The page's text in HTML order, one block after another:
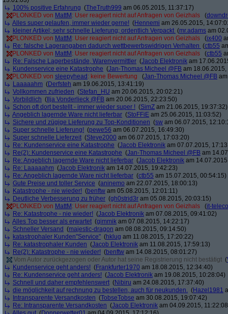
100% positive Erfahrung (TheTruth999 am 06.05.2015, 11:37:17)
PLONKED von MattM : User reagiert nicht auf Anfragen von Geizhals (
Alles super gelaufen, immer wieder gerne! (Hennemi am 26.05.2015,
kleiner Artikel; sehr schnelle Lieferung; ordentlich Verpackt (mr.adams am
PLONKED von MattM : User reagiert nicht auf Anfragen von Geizhals (ix400
Re: falsche Lagerangaben dadurch wettbewerbswidrigen Verhalten (ctb55
PLONKED von MattM : User reagiert nicht auf Anfragen von Geizhals (ctb55
Re: Falsche Lagerbestände, Warenvermittler (Jacob Elektronik am
Kundenservice eine Katastrophe (Jan-Thomas Micheel @FB am
PLONKED von sleepyhead : keine Bewertung (Jan-Thomas Micheel @FB
Laaaaahm (Derfsteh am 19.06.2015, 13:41:19)
Vollkommen zufrieden (Stefan_HU am 20.06.2015, 20:02:21)
Vorbildlich ( Ilja Vonderlieck @FB am 20.06.2015, 22:23:50)
Schon oft dort bestellt - immer wieder super ! (SimZ am 21.06.2015, 19:37:32)
Angeblich lagernde Ware nicht lieferbar (StoFFiE am 25.06.2015, 11:03:52)
Sichere und zügige Lieferung zu Top-Konditionen (sw am 06.07.2015,
Super schnelle Lieferung! (pewe56 am 06.07.2015, 16:49:30)
Super schnelle Lieferzeit (Steve2000 am 06.07.2015, 17:03:20)
Re: Kundenservice eine Katastrophe (Jacob Elektronik am 07.07.2015,
Re(2): Kundenservice eine Katastrophe (Jan-Thomas Micheel @FB am
Re: Angeblich lagernde Ware nicht lieferbar (Jacob Elektronik am
Re: Laaaaahm (Jacob Elektronik am 14.07.2015, 19:42:23)
Re: Angeblich lagernde Ware nicht lieferbar (ctb55 am 15.07.2015, 00:54:15)
Gute Preise und toller Service (aninemo am 22.07.2015, 18:00:13)
Katastrophe - nie wieder! (benftw am 05.08.2015, 12:01:11)
Deutliche Verbesserung zu früher (gh0strid3r am 05.08.2015, 20:03:15)
PLONKED von MattM : User reagiert nicht auf Anfragen von Geizhals (it-
Re: Katastrophe - nie wieder! (Jacob Elektronik am 07.08.2015, 09:41:02)
Alles Top besser als erwartet (gimmik am 07.08.2015, 14:22:17)
Schneller Versand (majestic-dragon am 08.08.2015, 09:14:50)
katastrophaler Kunden"Service" (hklug am 11.08.2015, 17:20:22)
Re: katastrophaler Kunden (Jacob Elektronik am 11.08.2015, 17:59:13)
Re(2): Katastrophe - nie wieder! (benftw am 14.08.2015, 08:01:27)
Vom Autor zurückgezogen oder Autor hat seine Registrierung nicht bestätigt (
Kundenservice geht anders! (Frankfurter1970 am 18.08.2015, 12:34:40)
Re: Kundenservice geht anders! (Jacob Elektronik am 19.08.2015, 10:28:04)
Schnell und daher empfehlenswert (Nibiru am 24.08.2015, 17:37:40)
die möglichkeit auf rechnung zu bestellen, auch für neukunden. (Hazel1981
Intransparente Versandkosten (TobseTobse am 30.08.2015, 19:07:42)
Re: Intransparente Versandkosten (Jacob Elektronik am 04.09.2015,